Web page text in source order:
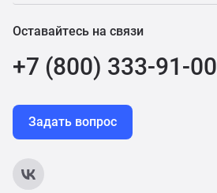
Оставайтесь на связи
+7 (800) 333-91-00
Задать вопрос